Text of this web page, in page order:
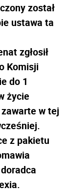
został
ustawa ta
zgłosił
Komisji
do 1
życie
w tej
z pakietu